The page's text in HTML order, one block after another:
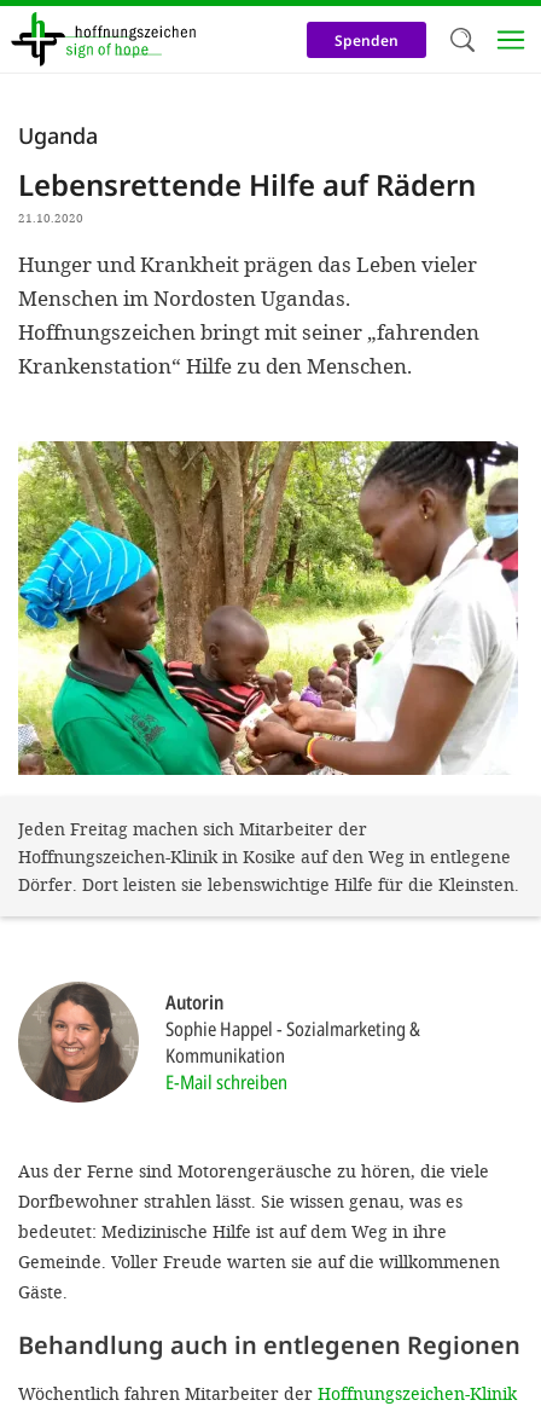
Direkt
zum
Inhalt
Spenden
Uganda
Lebensrettende Hilfe auf Rädern
21.10.2020
Hunger und Krankheit prägen das Leben vieler
Menschen im Nordosten Ugandas.
Hoffnungszeichen bringt mit seiner „fahrenden
Krankenstation“ Hilfe zu den Menschen.
Jeden Freitag machen sich Mitarbeiter der
Hoffnungszeichen-Klinik in Kosike auf den Weg in entlegene
Dörfer. Dort leisten sie lebenswichtige Hilfe für die Kleinsten.
Autorin
Sophie Happel Sozialmarketing &
Kommunikation
E-Mail schreiben
Aus der Ferne sind Motorengeräusche zu hören, die viele
Dorfbewohner strahlen lässt. Sie wissen genau, was es
bedeutet: Medizinische Hilfe ist auf dem Weg in ihre
Gemeinde. Voller Freude warten sie auf die willkommenen
Gäste.
Behandlung auch in entlegenen Regionen
Wöchentlich fahren Mitarbeiter der Hoffnungszeichen-Klinik
Wir
nutzen
helfen
Online-
und
unsere
Impressum